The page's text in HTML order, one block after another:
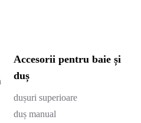
Accesorii pentru baie și
duș
dușuri superioare
duș manual